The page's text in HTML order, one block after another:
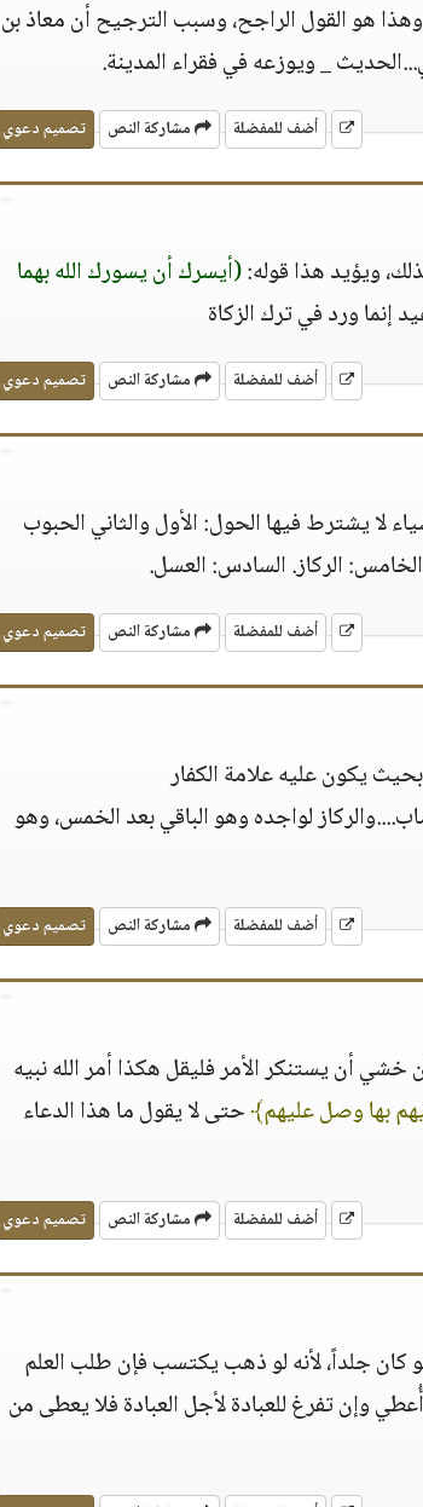
هو القول الراجح، وسبب الترجيح أن معاذ بن
_ ويوزعه في فقراء المدينة.
أضف للمفضلة مشاركة النص تصميم دعوي
ويؤيد هذا قوله:(أيسرك أن يسورك الله بهما
إنما ورد في ترك الزكاة
أضف للمفضلة مشاركة النص تصميم دعوي
يشترط فيها الحول: الأول والثاني الحبوب
الخامس: الركاز. السادس: العسل.
أضف للمفضلة مشاركة النص تصميم دعوي
يكون عليه علامة الكفار
لواجده وهو الباقي بعد الخمس، وهو
أضف للمفضلة مشاركة النص تصميم دعوي
خشي أن يستنكر الأمر فليقل هكذا أمر الله نبيه
بها وصل عليهم﴾حتى لا يقول ما هذا الدعاء
أضف للمفضلة مشاركة النص تصميم دعوي
جلداً، لأنه لو ذهب يكتسب فإن طلب العلم
وإن تفرغ للعبادة لأجل العبادة فلا يعطى من